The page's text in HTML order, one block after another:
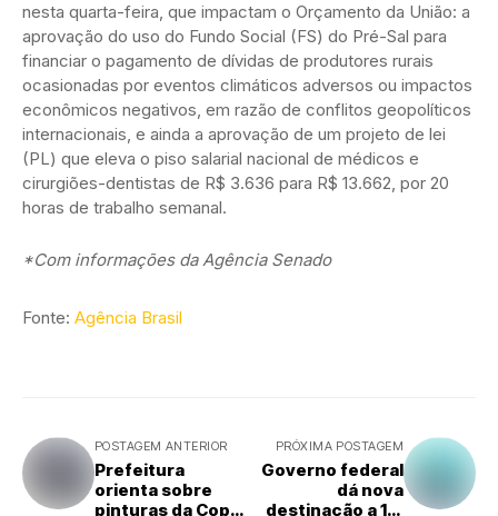
nesta quarta-feira, que impactam o Orçamento da União: a
aprovação do uso do Fundo Social (FS) do Pré-Sal para
financiar o pagamento de dívidas de produtores rurais
ocasionadas por eventos climáticos adversos ou impactos
econômicos negativos, em razão de conflitos geopolíticos
internacionais, e ainda a aprovação de um projeto de lei
(PL) que eleva o piso salarial nacional de médicos e
cirurgiões-dentistas de R$ 3.636 para R$ 13.662, por 20
horas de trabalho semanal.
*Com informações da Agência Senado
Fonte: Agência Brasil
POSTAGEM ANTERIOR
Prefeitura
orienta sobre
pinturas da Copa
PRÓXIMA POSTAGEM
Governo federal
dá nova
destinação a 1,9